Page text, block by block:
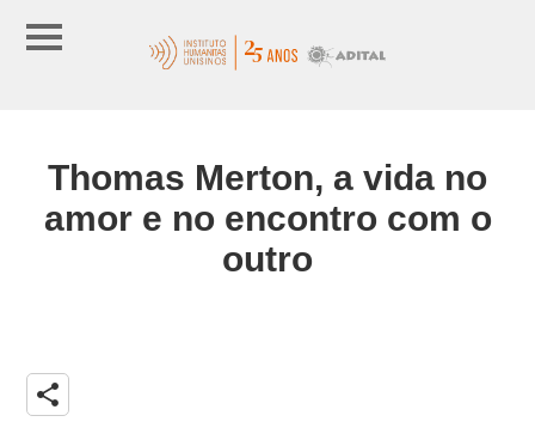
Thomas Merton, a vida no
amor e no encontro com o
outro
share